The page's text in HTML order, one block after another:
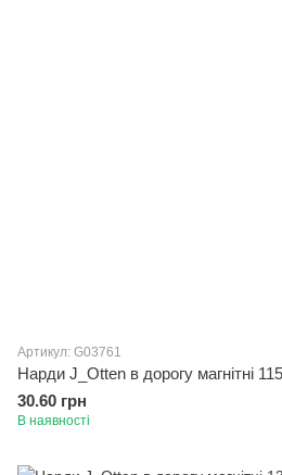
Артикул: G03761
Нарди J_Otten в дорогу магнітні
30.60 грн
В наявності